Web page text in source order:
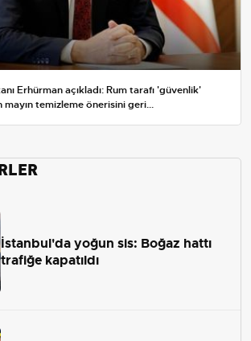
Erhürman açıkladı: Rum tarafı 'güvenlik'
mayın temizleme önerisini geri...
İstanbul'da yoğun sis: Boğaz hattı
trafiğe kapatıldı